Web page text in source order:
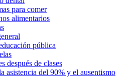
para comer
alimentarios
pública
después de clases
asistencia del 90% y el ausentismo